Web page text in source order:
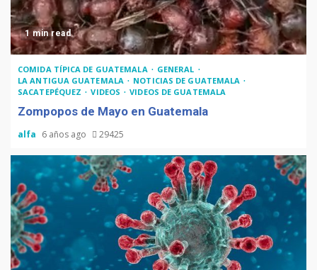
1 min read
COMIDA TÍPICA DE GUATEMALA
GENERAL
LA ANTIGUA GUATEMALA
NOTICIAS DE GUATEMALA
SACATEPÉQUEZ
VIDEOS VIDEOS DE GUATEMALA
Zompopos de Mayo en Guatemala
alfa 6 años ago 29425